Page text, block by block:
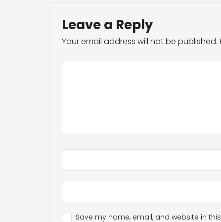
Leave a Reply
Your email address will not be published.
Save my name, email, and website in